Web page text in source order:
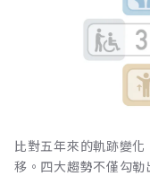
比對五年來的軌跡變
移。四大趨勢不僅勾